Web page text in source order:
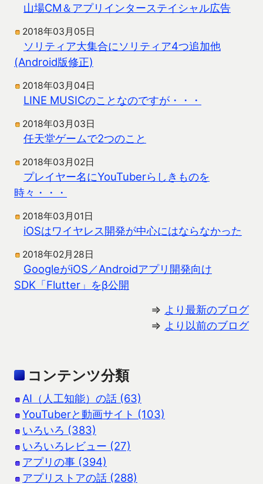
山場CM＆アプリインターステイシャル広告
2018年03月05日
ソリティア大集合にソリティア4つ追加他
(Android版修正)
2018年03月04日
LINE MUSICのことなのですが・・・
2018年03月03日
任天堂ゲームで2つのこと
2018年03月02日
プレイヤー名にYouTuberらしきものを
時々・・・
2018年03月01日
iOSはワイヤレス開発が中心にはならなかった
2018年02月28日
GoogleがiOS／Androidアプリ開発向け
SDK「Flutter」をβ公開
⇒ より最新のブログ
⇒ より以前のブログ
コンテンツ分類
AI（人工知能）の話 (63)
YouTuberと動画サイト (103)
いろいろ (383)
いろいろレビュー (27)
アプリの事 (394)
アプリストアの話 (288)